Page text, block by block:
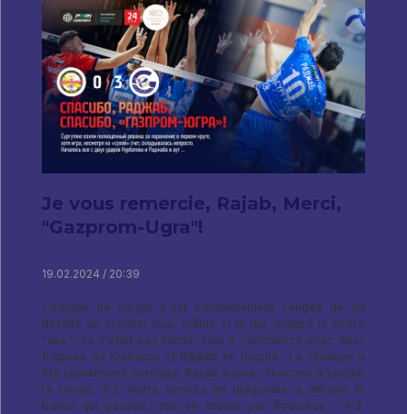
Je vous remercie, Rajab, Merci,
"Gazprom-Ugra"!
19.02.2024 / 20:39
L'équipe de Surgut s'est complètement vengée de sa
défaite au premier tour, même si le jeu, malgré le score
"sec", ce n'était pas facile. Tout a commencé avec deux
frappes de Kurbatov et Radjab en touche.. La situation a
été rapidement corrigée: Rajab a joué, Tkachev a touché
la corde, 2:2. Notre service en diagonale a attrapé le
ballon qui passait., mis en œuvre par Rodichev - 4:3,